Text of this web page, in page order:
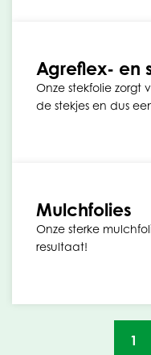
Agreflex- en
Onze stekfolie zorgt
de stekjes en dus
Mulchfolies
Onze sterke
resultaat!
1